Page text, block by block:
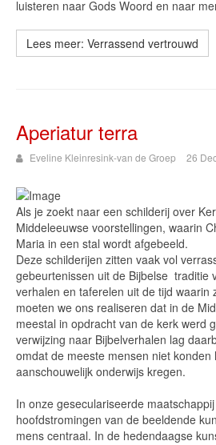
luisteren naar Gods Woord en naar
Lees meer: Verrassend vertrouwd
Aperiatur terra
Eveline Kleinresink-van de Groep 26
Als je zoekt naar een schilderij over
Middeleeuwse voorstellingen, waarin
Maria in een stal wordt afgebeeld.
Deze schilderijen zitten vaak vol
gebeurtenissen uit de Bijbelse traditie
verhalen en taferelen uit de tijd waarin
moeten we ons realiseren dat in de
meestal in opdracht van de kerk werd
verwijzing naar Bijbelverhalen lag
omdat de meeste mensen niet
aanschouwelijk onderwijs kregen.
In onze geseculariseerde
hoofdstromingen van de beeldende
mens centraal. In de hedendaagse